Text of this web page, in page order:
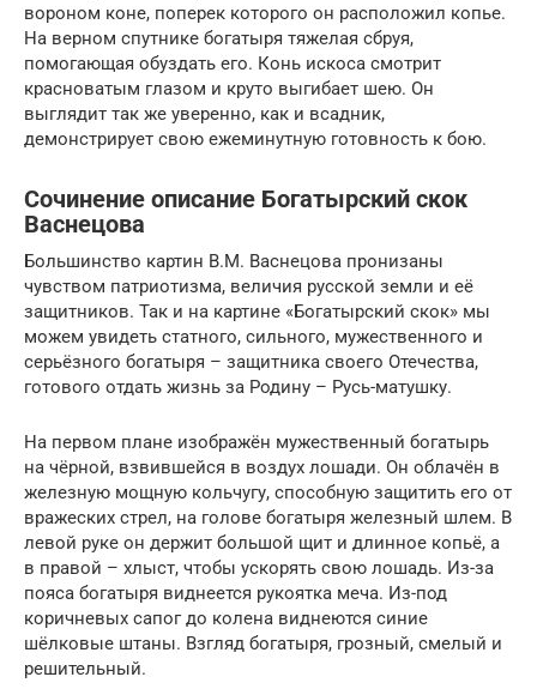
вороном коне, поперек которого он расположил копье.
На верном спутнике богатыря тяжелая сбруя,
помогающая обуздать его. Конь искоса смотрит
красноватым глазом и круто выгибает шею. Он
выглядит так же уверенно, как и всадник,
демонстрирует свою ежеминутную готовность к бою.
Сочинение описание Богатырский скок
Васнецова
Большинство картин В.М. Васнецова пронизаны
чувством патриотизма, величия русской земли и её
защитников. Так и на картине «Богатырский скок» мы
можем увидеть статного, сильного, мужественного и
серьёзного богатыря – защитника своего Отечества,
готового отдать жизнь за Родину – Русь-матушку.
На первом плане изображён мужественный богатырь
на чёрной, взвившейся в воздух лошади. Он облачён в
железную мощную кольчугу, способную защитить его от
вражеских стрел, на голове богатыря железный шлем. В
левой руке он держит большой щит и длинное копьё, а
в правой – хлыст, чтобы ускорять свою лошадь. Из-за
пояса богатыря виднеется рукоятка меча. Из-под
коричневых сапог до колена виднеются синие
шёлковые штаны. Взгляд богатыря, грозный, смелый и
решительный.